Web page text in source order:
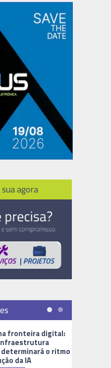
agora
fronteira digital:
o ritmo
da IA